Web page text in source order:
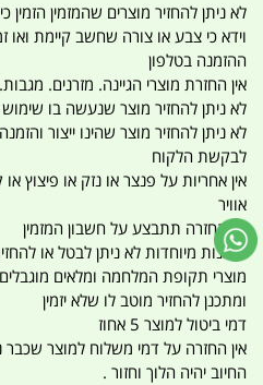
לא ניתן להחזיר מוצרים שהמזמין
וידא כי צבע או צורה שחשב קיימת
ההזמנה בטלפון
אין החזרת מוצרי הגיינה. מזרנים.
לא ניתן להחזיר מוצר שנעשה בו שימוש
לא ניתן להחזיר מוצר שהינו ייצור
לבקשת הלקוח
אין אחריות על פנצר או נזק או פיצוץ
אוויר
כל החזרה תתבצע על חשבון המזמין
הזמנות מיוחדות לא ניתן לבטל או
מוצרי תקופת המלחמה ומלאים מוגבלים
ומתכנן להחזיר מוטב לו שלא יזמין
דמי ביטול למוצר 5 אחוז
אין החזרה על דמי משלוח למוצר
החיוב יהיה הלוך וחזור .